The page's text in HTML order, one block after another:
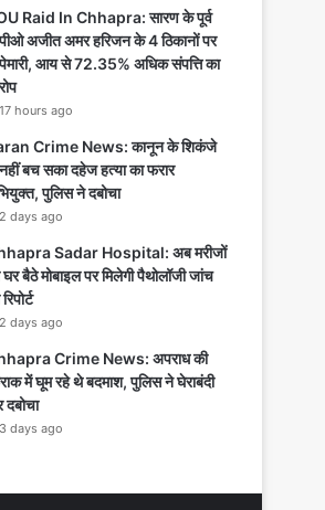
Raid In Chhapra: सारण के पूर्व
अजीत अमर हरिजन के 4 ठिकानों पर
आय से 72.35% अधिक संपत्ति का
17 hours ago
Crime News: कानून के शिकंजे
बच सका दहेज हत्या का फरार
पुलिस ने दबोचा
2 days ago
Sadar Hospital: अब मरीजों
घर बैठे मोबाइल पर मिलेगी पैथोलॉजी जांच
2 days ago
Crime News: अपराध की
में घूम रहे थे बदमाश, पुलिस ने घेराबंदी
दबोचा
3 days ago